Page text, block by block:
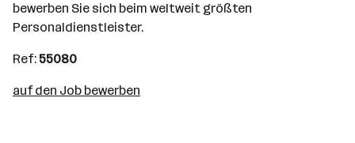
bewerben Sie sich beim weltweit größten
Personaldienstleister.
Ref: 55080
auf den Job bewerben